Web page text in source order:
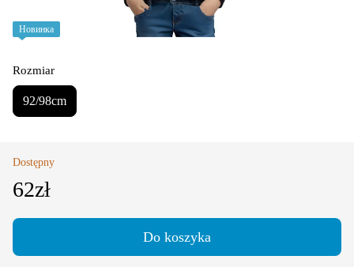
Новинка
Rozmiar
92/98cm
Dostępny
62zł
Do koszyka